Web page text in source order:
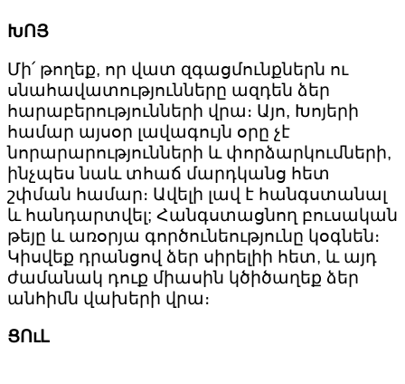
ԽՈՅ
Մի՛ թողեք, որ վատ զգացմունքներն ու
սնահավատությունները ազդեն ձեր
հարաբերությունների վրա։ Այո, Խոյերի
համար այսօր լավագույն օրը չէ
նորարարությունների և փորձարկումների,
ինչպես նաև տհաճ մարդկանց հետ
շփման համար։ Ավելի լավ է հանգստանալ
և հանդարտվել; Հանգստացնող բուսական
թեյը և առօրյա գործունեությունը կօգնեն։
Կիսվեք դրանցով ձեր սիրելիի հետ, և այդ
ժամանակ դուք միասին կծիծաղեք ձեր
անհիմն վախերի վրա։
ՑՈւԼ